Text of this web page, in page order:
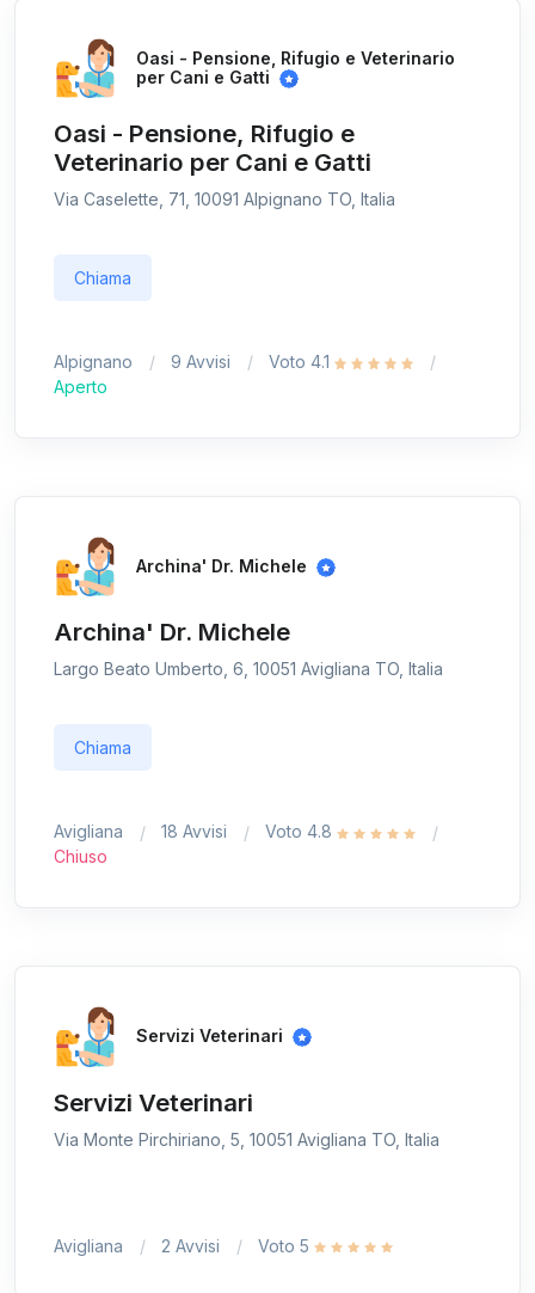
Oasi - Pensione, Rifugio e Veterinario
per Cani e Gatti
Oasi - Pensione, Rifugio e
Veterinario per Cani e Gatti
Via Caselette, 71, 10091 Alpignano TO, Italia
Chiama
Alpignano 9 Avvisi
Voto 4.1
Aperto
Archina' Dr. Michele
Archina' Dr. Michele
Largo Beato Umberto, 6, 10051 Avigliana TO, Italia
Chiama
Avigliana 18 Avvisi
Voto 4.8
Chiuso
Servizi Veterinari
Servizi Veterinari
Via Monte Pirchiriano, 5, 10051 Avigliana TO, Italia
Avigliana 2 Avvisi Voto 5